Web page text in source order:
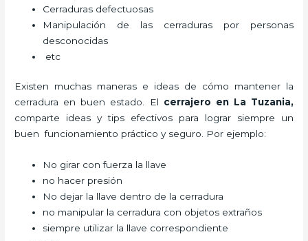
Cerraduras defectuosas
Manipulación de las cerraduras por personas
desconocidas
etc
Existen muchas maneras e ideas de cómo mantener la
cerradura en buen estado. El cerrajero en La Tuzania,
comparte ideas y tips efectivos para lograr siempre un
buen funcionamiento práctico y seguro. Por ejemplo:
No girar con fuerza la llave
no hacer presión
No dejar la llave dentro de la cerradura
no manipular la cerradura con objetos extraños
siempre utilizar la llave correspondiente